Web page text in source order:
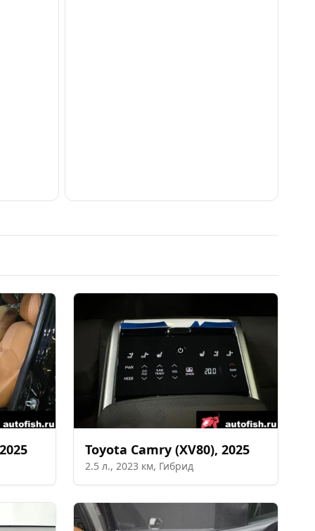
2025 Toyota Camry (XV80), 2025
2.5 л., 2023 км, Гибрид